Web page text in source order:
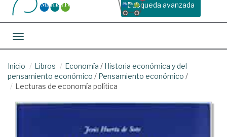
Busqueda avanzada
Toggle navigation
Inicio Libros Economía / Historia económica y del
pensamiento económico / Pensamiento económico /
Lecturas de economía política